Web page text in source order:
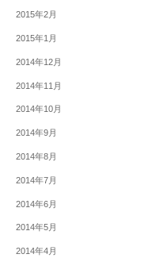
2015年2月
2015年1月
2014年12月
2014年11月
2014年10月
2014年9月
2014年8月
2014年7月
2014年6月
2014年5月
2014年4月